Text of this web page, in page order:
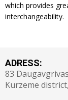
which provides
interchangeability.
ADRESS:
83
Kurzeme